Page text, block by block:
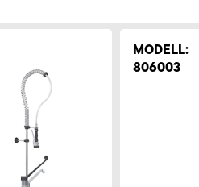
MODELL:
806003